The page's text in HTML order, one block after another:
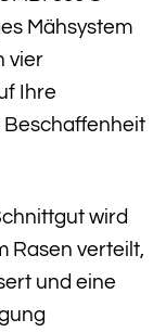
Mähsystem
vier
Ihre
Beschaffenheit
wird
Rasen verteilt,
und eine